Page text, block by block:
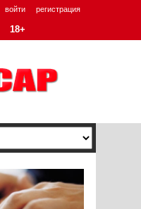
войти регистрация
18+